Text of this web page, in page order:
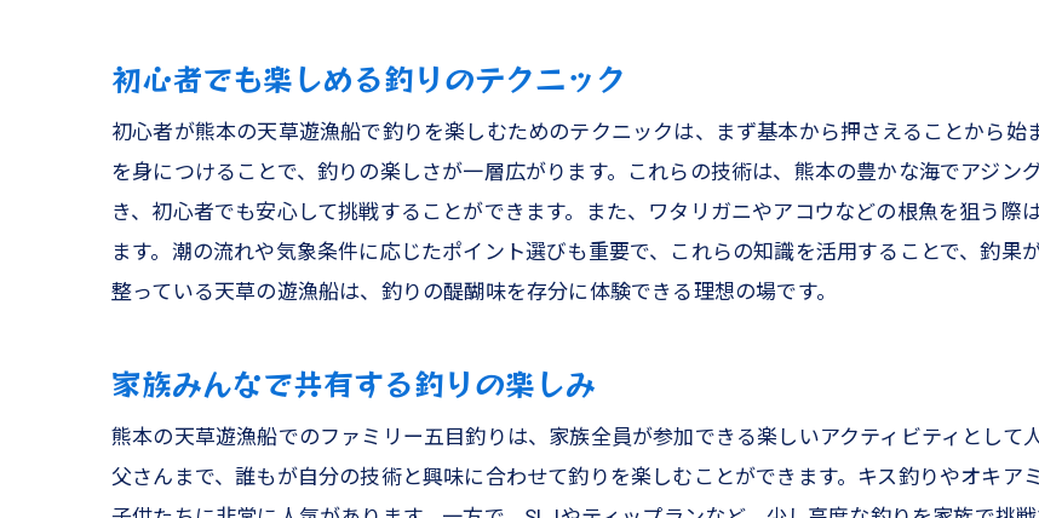
初心者でも楽しめる釣りのテクニック
初心者が熊本の天草遊漁船で釣りを楽しむためのテクニックは、まず基本から押さえることから
を身につけることで、釣りの楽しさが一層広がります。これらの技術は、熊本の豊かな海でアジン
き、初心者でも安心して挑戦することができます。また、ワタリガニやアコウなどの根魚を狙う際
ます。潮の流れや気象条件に応じたポイント選びも重要で、これらの知識を活用することで、釣果
整っている天草の遊漁船は、釣りの醍醐味を存分に体験できる理想の場です。
家族みんなで共有する釣りの楽しみ
熊本の天草遊漁船でのファミリー五目釣りは、家族全員が参加できる楽しいアクティビティとして
父さんまで、誰もが自分の技術と興味に合わせて釣りを楽しむことができます。キス釣りやオキア